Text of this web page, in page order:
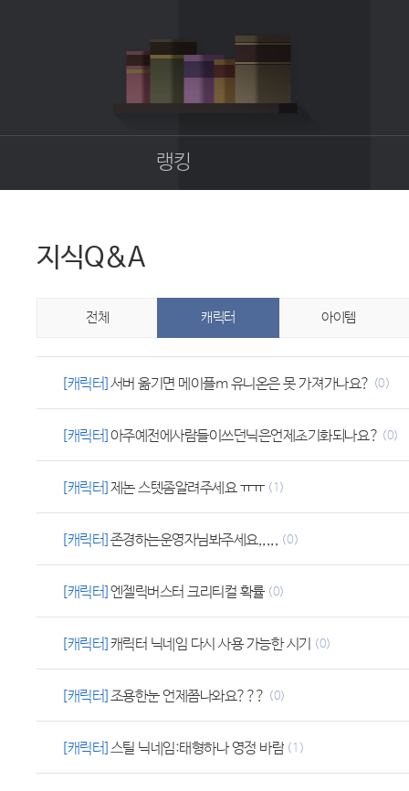
랭킹
지식Q&A
전체 캐릭터 아이템
[캐릭터] 서버 옮기면 메이플m 유니온은 못 가져가나요? (0)
[캐릭터] 아주예전에사람들이쓰던닉은언제초기화되나요? (0)
[캐릭터] 제논 스텟좀알려주세요 ㅠㅠ (1)
[캐릭터] 존경하는운영자님봐주세요,,,,, (0)
[캐릭터] 엔젤릭버스터 크리티컬 확률 (0)
[캐릭터] 캐릭터 닉네임 다시 사용 가능한 시기 (0)
[캐릭터] 조용한눈 언제쯤나와요??? (0)
[캐릭터] 스틸 닉네임:태형하나 영정 바람 (1)